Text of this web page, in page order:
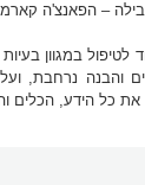
– הפאנצ'ה
לטיפול במגוון
והבנה נרחבת,
הידע, הכלים